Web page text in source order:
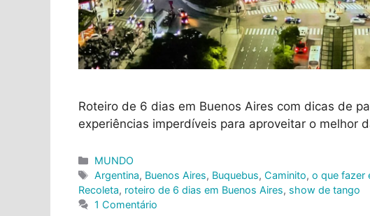
Roteiro de 6 dias em Buenos Aires com dicas de
experiências imperdíveis para aproveitar o melhor
Categorias
MUNDO
Tags
Argentina, Buenos Aires, Buquebus, Caminito,o que fazer
Recoleta, roteiro de 6 dias em Buenos Aires, show de tango
1 Comentário